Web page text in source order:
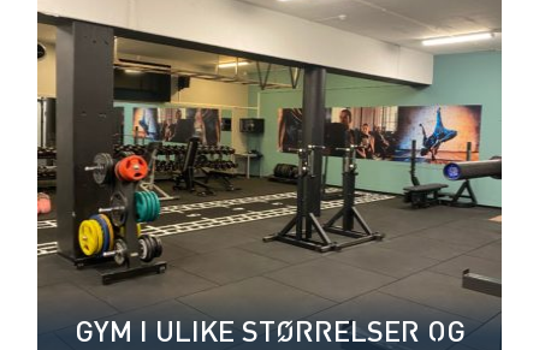
GYM I ULIKE STØRRELSER OG